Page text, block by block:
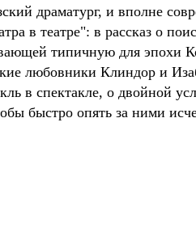
драматург, и вполне
в театре": в рассказ о
типичную для эпохи
любовники Клиндор и
в спектакле, о двойной
быстро опять за ними